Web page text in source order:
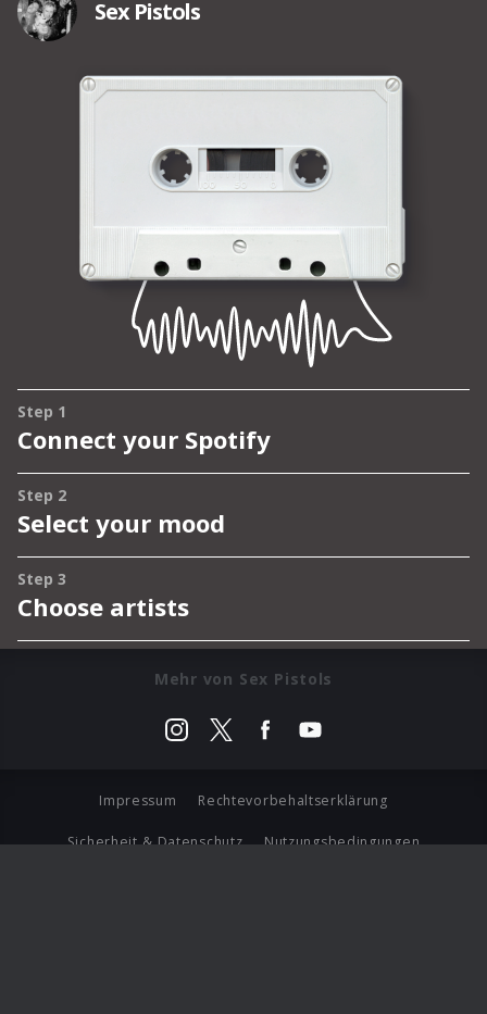
Mehr von Sex Pistols
Impressum Rechtevorbehaltserklärung
Sicherheit & Datenschutz Nutzungsbedingungen